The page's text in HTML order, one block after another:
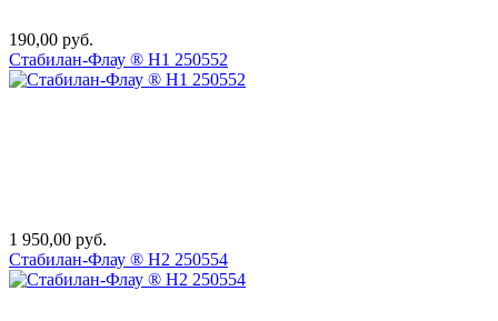
190,00 руб.
Стабилан-Флау ® Н1 250552
1 950,00 руб.
Стабилан-Флау ® Н2 250554